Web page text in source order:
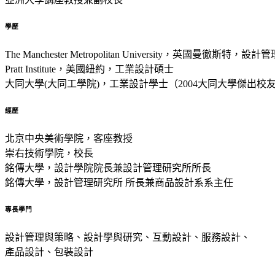
學歷
The Manchester Metropolitan University，英國曼徹斯特，設計管
Pratt Institute，美國紐約，工業設計碩士
大同大學(大同工學院)，工業設計學士（2004大同大學傑出校友
經歷
北京中央美術學院，客座教授
崇右技術學院，校長
銘傳大學，設計學院院長兼設計管理研究所所長
銘傳大學，設計管理研究所 所長兼商品設計系系主任
專長學門
設計管理與策略、設計學與研究、互動設計、服務設計、
產品設計、包裝設計